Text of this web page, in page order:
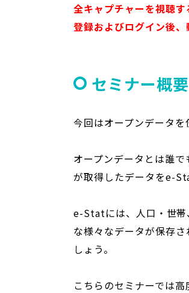
全キャプチャーを視聴
登録およびログイン後、
セミナー概要
今回はオープンデータを
オープンデータとは誰
が取得したデータをe-
e-Statには、人口・世帯
な様々なデータが保存
しょう。
こちらのセミナーでは